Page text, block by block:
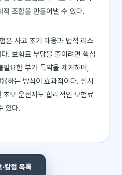
적 조합을 만들어낼 수 있다.
은 사고 초기 대응과 법적 리스
. 보험료 부담을 줄이려면 핵심
요한 부가 특약을 제거하며,
하는 방식이 효과적이다. 실시
보 운전자도 합리적인 보험료
있다.
·칼럼 목록